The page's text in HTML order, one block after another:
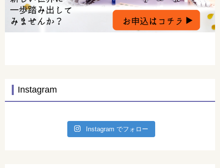
Instagram
Instagram でフォロー